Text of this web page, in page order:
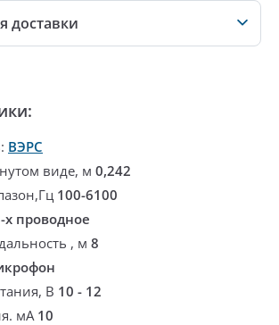
доставки
ВЭРС
виде, м 0,242
100-6100
х проводное
, м 8
В 10 - 12
мА 10